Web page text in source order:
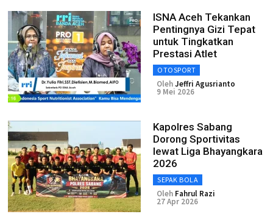
ISNA Aceh Tekankan
Pentingnya Gizi Tepat
untuk Tingkatkan
Prestasi Atlet
OTOSPORT
OlehJeffri Agusrianto
9 Mei 2026
Kapolres Sabang
Dorong Sportivitas
lewat Liga Bhayangkara
2026
SEPAK BOLA
Oleh Fahrul Razi
27 Apr 2026